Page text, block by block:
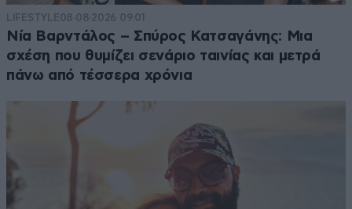
LIFESTYLE08·08·2026 09:01
Νία Βαρντάλος – Σπύρος Κατσαγάνης: Μια
σχέση που θυμίζει σενάριο ταινίας και μετρά
πάνω από τέσσερα χρόνια